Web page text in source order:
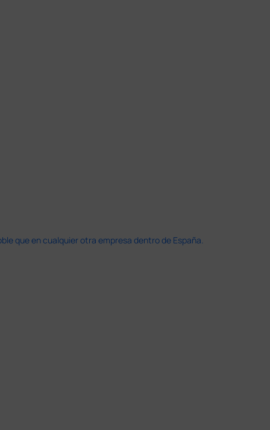
que en cualquier otra empresa dentro de España.